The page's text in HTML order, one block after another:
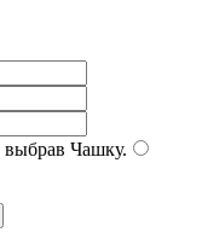
выбрав Чашку.